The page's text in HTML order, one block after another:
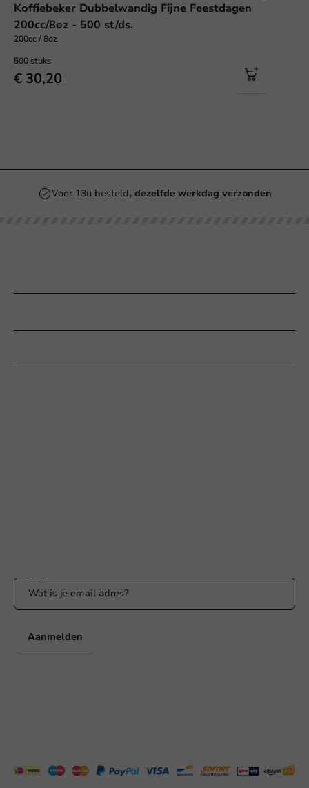
Koffiebeker Dubbelwandig Fijne Feestdagen
200cc/8oz - 500 st/ds.
200cc / 8oz
500 stuks
€ 30,20
Voor 13u besteld, dezelfde werkdag verzonden
Aanmelden